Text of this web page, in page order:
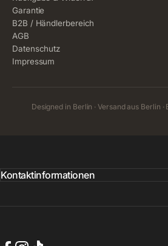
Garantie
B2B / Händlerbereich
AGB
Datenschutz
Impressum
Designed in Berlin · Versand aus Berlin
Kontaktinformationen